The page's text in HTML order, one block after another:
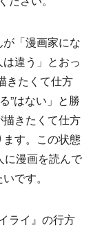
「漫画家にな
違う」とおっ
きたくて仕方
”はない」と勝
きたくて仕方
す。この状態
に漫画を読んで
です。
ライ』の行方